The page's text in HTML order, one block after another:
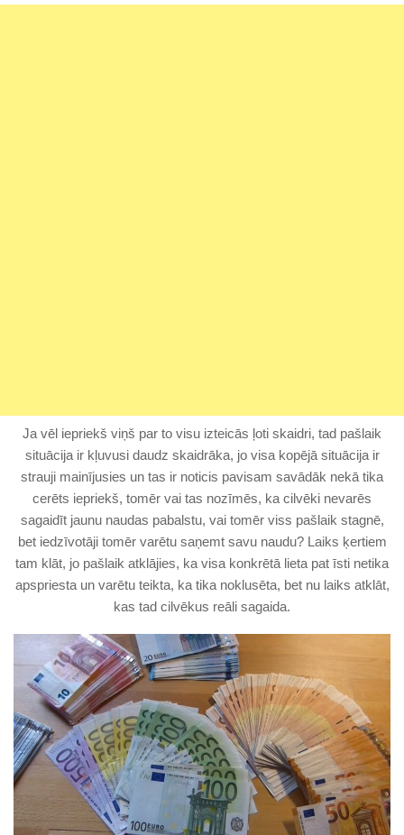
Ja vēl iepriekš viņš par to visu izteicās ļoti skaidri, tad pašlaik
situācija ir kļuvusi daudz skaidrāka, jo visa kopējā situācija ir
strauji mainījusies un tas ir noticis pavisam savādāk nekā tika
cerēts iepriekš, tomēr vai tas nozīmēs, ka cilvēki nevarēs
sagaidīt jaunu naudas pabalstu, vai tomēr viss pašlaik stagnē,
bet iedzīvotāji tomēr varētu saņemt savu naudu? Laiks ķertiem
tam klāt, jo pašlaik atklājies, ka visa konkrētā lieta pat īsti netika
apspriesta un varētu teikta, ka tika noklusēta, bet nu laiks atklāt,
kas tad cilvēkus reāli sagaida.